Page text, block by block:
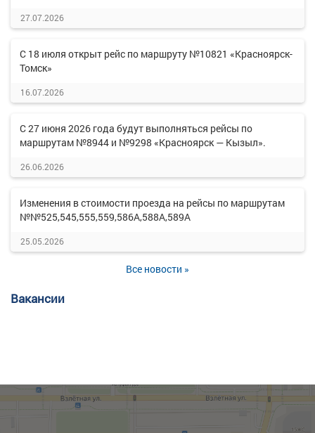
27.07.2026
С 18 июля открыт рейс по маршруту №10821 «Красноярск-
Томск»
16.07.2026
С 27 июня 2026 года будут выполняться рейсы по
маршрутам №8944 и №9298 «Красноярск — Кызыл».
26.06.2026
Изменения в стоимости проезда на рейсы по маршрутам
№№525,545,555,559,586А,588А,589А
25.05.2026
Все новости »
Вакансии